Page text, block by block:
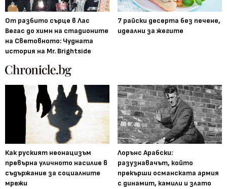
От разбито сърце в Лас
Вегас до химн на стадионите
на Световното: Чудната
история на Mr. Brightside
7 райски десерта без печене,
идеални за жегите
Как руският неонацизъм
превърна уличното насилие в
съдържание за социалните
мрежи
Лорънс Арабски:
разузнавачът, който
прекърши османската армия
с динамит, камили и злато